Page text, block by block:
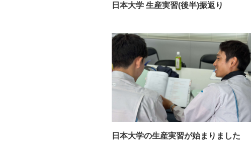
日本大学 生産実習(後半)振返り
日本大学の生産実習が始まりました